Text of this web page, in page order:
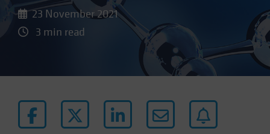
Japan - 日本
Latin America
Luxembourg and Other EMEA
Norway
Other Asia-Pacific
23 November 2021
3 min read